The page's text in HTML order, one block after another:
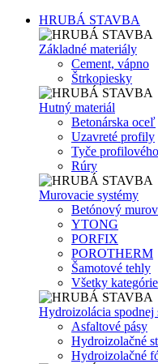
HRUBÁ STAVBA
Základné materiály
Cement, vápno
Štrkopiesky
Hutný materiál
Betonárska oceľ
Uzavreté profily
Tyče
Rúry
Murovacie systémy
Betónový
YTONG
PORFIX
POROTHERM
Šamotové tehly
Všetky kategórie
Hydroizolácia spodnej
Asfaltové pásy
Hydroizolačné
Hydroizolačné